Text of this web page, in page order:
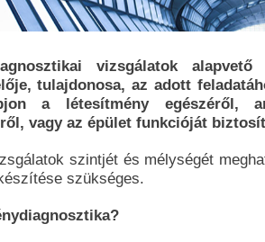
vizsgálatok
tulajdonosa, az adott
a létesítmény egészéről,
vagy az épület funkcióját
szintjét és mélységét
szükséges.